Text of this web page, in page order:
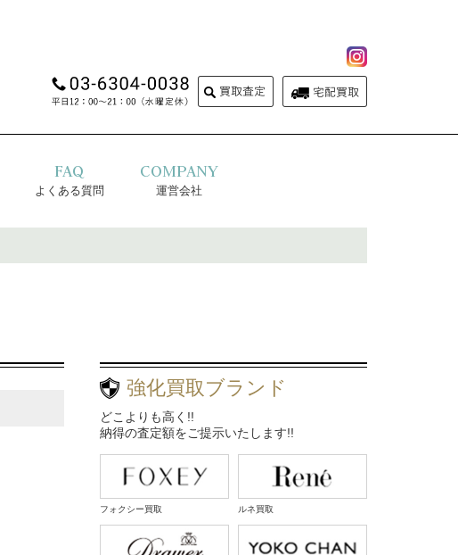
FAQ
よくある質問
COMPANY
運営会社
強化買取ブランド
どこよりも高く!!
納得の査定額をご提示いたします!!
フォクシー買取 ルネ買取